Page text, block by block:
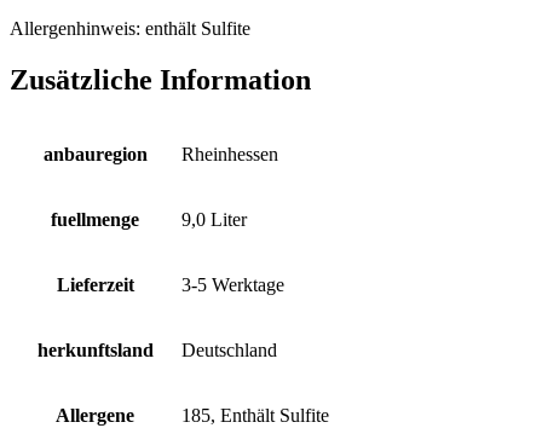
Allergenhinweis: enthält Sulfite
Zusätzliche Information
anbauregion Rheinhessen
fuellmenge 9,0 Liter
Lieferzeit 3-5 Werktage
herkunftsland Deutschland
Allergene 185, Enthält Sulfite